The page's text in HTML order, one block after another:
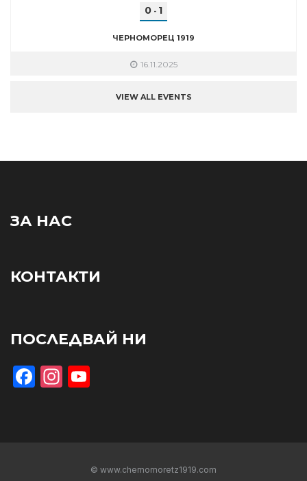
0 - 1
ЧЕРНОМОРЕЦ 1919
16.11.2025
VIEW ALL EVENTS
ЗА НАС
КОНТАКТИ
ПОСЛЕДВАЙ НИ
Facebook
Instagram
© www.chernomoretz1919.com